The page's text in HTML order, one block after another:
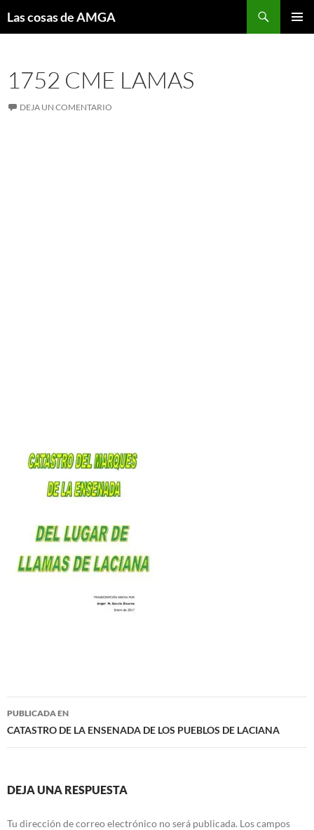
Las cosas de AMGA
1752 CME LAMAS
DEJA UN COMENTARIO
Navegación
de
PUBLICADA EN
CATASTRO DE LA ENSENADA DE LOS PUEBLOS DE LACIANA
DEJA UNA RESPUESTA
Tu dirección de correo electrónico no será publicada. Los campos